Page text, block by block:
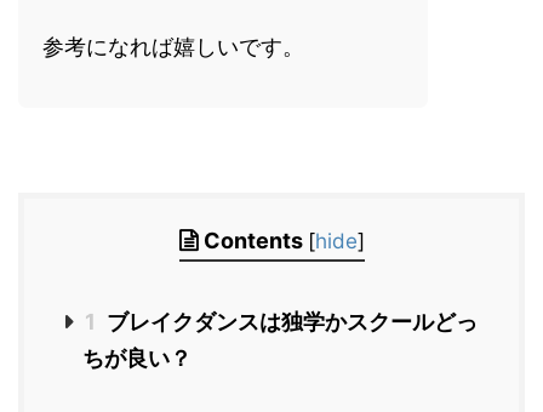
参考になれば嬉しいです。
Contents [hide]
1 ブレイクダンスは独学かスクールどっ
ちが良い？